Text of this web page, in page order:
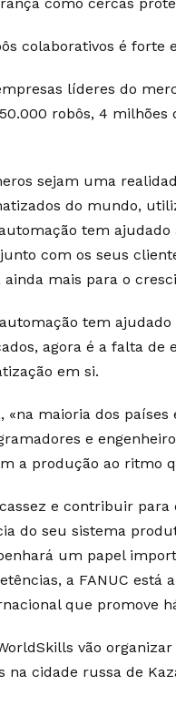
colaborativos é forte
líderes do
robôs, 4 milhões
sejam uma
do mundo,
tem
com os seus
mais para o
tem
agora é a falta de
em si.
«na maioria dos
e
a produção ao ritmo
e contribuir
do seu sistema
um papel
a FANUC
que promove
vão
na cidade russa de